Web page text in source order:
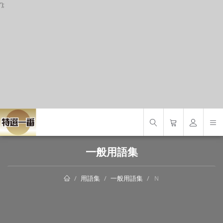
');
一般用語集
用語集 一般用語集 Ｎ